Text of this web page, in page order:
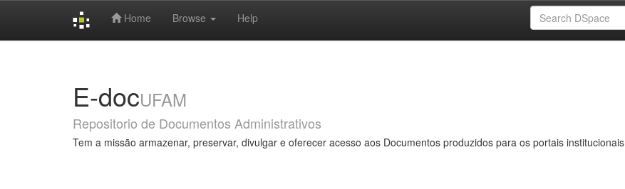
Home Browse Help
E-docUFAM
Repositorio de Documentos Administrativos
Tem a missão armazenar, preservar, divulgar e oferecer acesso aos Documentos produzidos para os portais institucionais